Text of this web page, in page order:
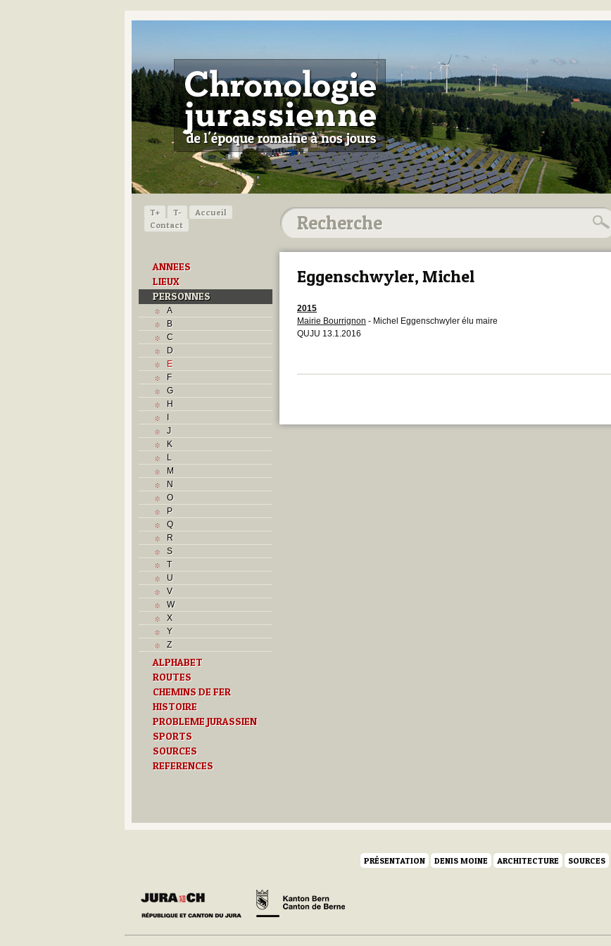
T+ T-
Accueil
Contact
ANNEES
LIEUX
PERSONNES
A
B
C
D
E
F
G
H
I
J
K
L
M
N
O
P
Q
R
S
T
U
V
W
X
Y
Z
ALPHABET
ROUTES
CHEMINS DE FER
HISTOIRE
PROBLEME JURASSIEN
SPORTS
SOURCES
REFERENCES
Eggenschwyler, Michel
2015
Mairie Bourrignon - Michel Eggenschwyler élu maire
QUJU 13.1.2016
PRÉSENTATION DENIS MOINE ARCHITECTURE SOURCES